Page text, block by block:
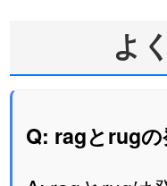
よ
Q: ragとrugの